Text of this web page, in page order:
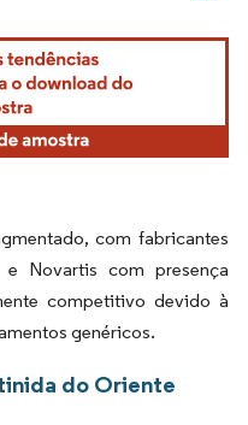
atribuição conforme CC BY 4.0.
com fabricantes
Novartis com presença
competitivo devido à
genéricos.
do Oriente